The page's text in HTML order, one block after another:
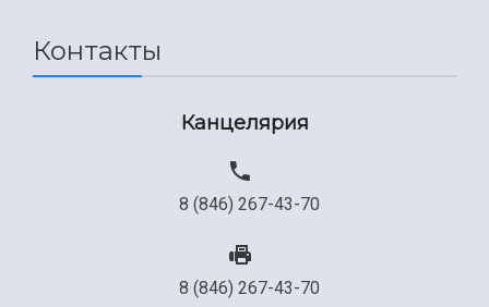
Сведения об образовательной организации
Контакты
Канцелярия
8 (846) 267-43-70
8 (846) 267-43-70